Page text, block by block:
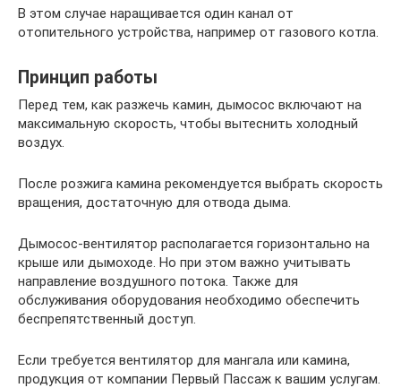
В этом случае наращивается один канал от
отопительного устройства, например от газового котла.
Принцип работы
Перед тем, как разжечь камин, дымосос включают на
максимальную скорость, чтобы вытеснить холодный
воздух.
После розжига камина рекомендуется выбрать скорость
вращения, достаточную для отвода дыма.
Дымосос-вентилятор располагается горизонтально на
крыше или дымоходе. Но при этом важно учитывать
направление воздушного потока. Также для
обслуживания оборудования необходимо обеспечить
беспрепятственный доступ.
Если требуется вентилятор для мангала или камина,
продукция от компании Первый Пассаж к вашим услугам.